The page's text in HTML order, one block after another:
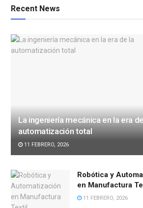
Recent News
La ingeniería mecánica en la era
automatización total
11 FEBRERO, 2026
Robótica y
en Manufactura
11 FEBRERO, 2026